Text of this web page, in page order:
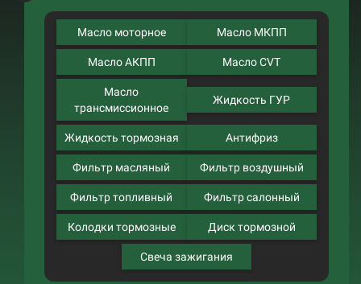
Масло моторное Масло МКПП
Масло АКПП Масло CVT
Масло
трансмиссионное
Жидкость ГУР
Жидкость тормозная Антифриз
Фильтр масляный Фильтр воздушный
Фильтр топливный Фильтр салонный
Колодки тормозные Диск тормозной
Свеча зажигания